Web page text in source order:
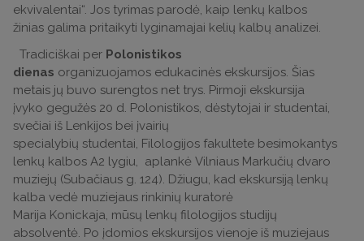
ekvivalentai“. Jos tyrimas parodė, kaip lenkų kalbos
žinias galima pritaikyti lyginamajai kelių kalbų analizei.
Tradiciškai per Polonistikos
dienas organizuojamos edukacinės ekskursijos. Šias
metais jų buvo surengtos net trys. Pirmoji ekskursija
įvyko gegužės 20 d. Polonistikos, dėstytojai ir studentai,
svečiai iš Lenkijos bei įvairių
specialybių studentai, Filologijos fakultete besimokantys
lenkų kalbos A2 lygiu, aplankė Vilniaus Markučių dvaro
muziejų (Subačiaus g. 124). Džiugu, kad ekskursiją lenkų
kalba vedė muziejaus rinkinių kuratorė
Marija Konickaja, mūsų lenkų filologijos studijų
absolventė. Po įdomios ekskursijos vienoje iš muziejaus